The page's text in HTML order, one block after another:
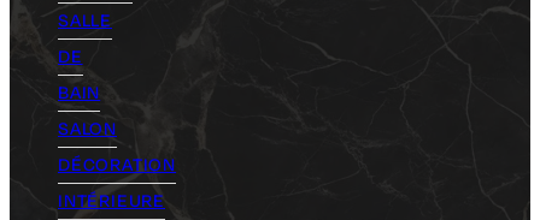
SALLE
DE
BAIN
SALON
DÉCORATION
INTÉRIEURE